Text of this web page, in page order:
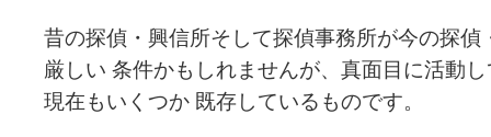
昔の探偵・興信所そして探偵事務所が今の探
厳しい 条件かもしれませんが、真面目に活動
現在もいくつか 既存しているものです。